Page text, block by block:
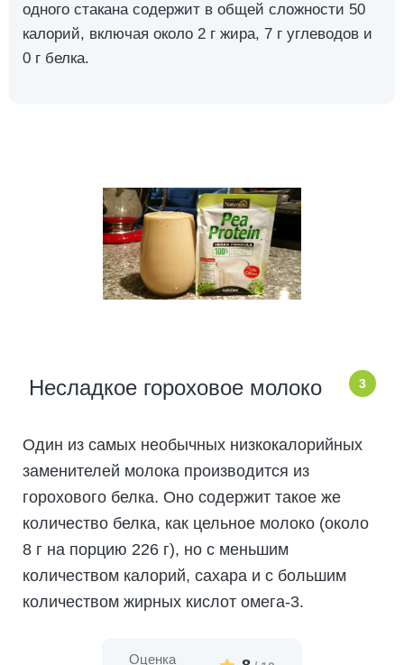
одного стакана содержит в общей сложности 50
калорий, включая около 2 г жира, 7 г углеводов и
0 г белка.
Несладкое гороховое молоко 3
Один из самых необычных низкокалорийных
заменителей молока производится из
горохового белка. Оно содержит такое же
количество белка, как цельное молоко (около
8 г на порцию 226 г), но с меньшим
количеством калорий, сахара и с большим
количеством жирных кислот омега-3.
Оценка